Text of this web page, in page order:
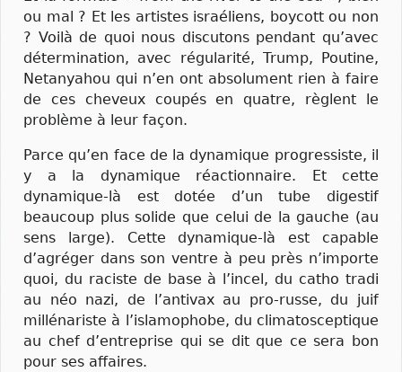
ou mal ? Et les artistes israéliens, boycott ou non
? Voilà de quoi nous discutons pendant qu’avec
détermination, avec régularité, Trump, Poutine,
Netanyahou qui n’en ont absolument rien à faire
de ces cheveux coupés en quatre, règlent le
problème à leur façon.
Parce qu’en face de la dynamique progressiste, il
y a la dynamique réactionnaire. Et cette
dynamique-là est dotée d’un tube digestif
beaucoup plus solide que celui de la gauche (au
sens large). Cette dynamique-là est capable
d’agréger dans son ventre à peu près n’importe
quoi, du raciste de base à l’incel, du catho tradi
au néo nazi, de l’antivax au pro-russe, du juif
millénariste à l’islamophobe, du climatosceptique
au chef d’entreprise qui se dit que ce sera bon
pour ses affaires.